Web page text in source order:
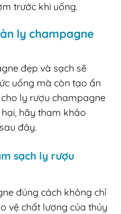
trước khi uống.
ly champagne
đẹp và sạch sẽ
uống mà còn tạo ấn
ly rượu champagne
hãy tham khảo
đây.
sạch ly rượu
đúng cách không chỉ
vệ chất lượng của thủy